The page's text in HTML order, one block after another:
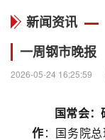
新闻资讯
一周钢市晚报
2026-05-24 16:25:59
国常会
作 ：国务院